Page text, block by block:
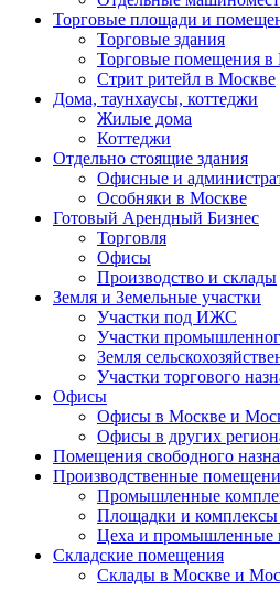
Торговые площади и
Торговые здания
Торговые помещения в
Стрит ритейл в Москве
Дома, таунхаусы, коттеджи
Жилые дома
Коттеджи
Отдельно стоящие здания
Офисные и
Особняки в Москве
Готовый Арендный Бизнес
Торговля
Офисы
Производство и склады
Земля и Земельные участки
Участки под ИЖС
Участки
Земля
Участки торгового
Офисы
Офисы в Москве и
Офисы в других
Помещения свободного
Производственные
Промышленные
Площадки и
Цеха и промышленные
Складские помещения
Склады в Москве и